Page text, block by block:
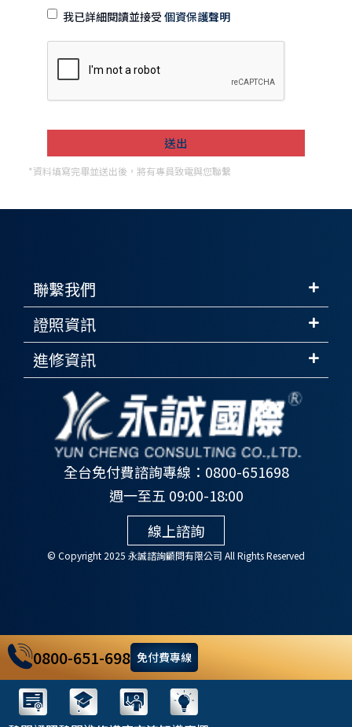
我已詳細閱讀並接受 個資保護聲明
*資料填寫完畢並送出後，將有專員致電與您聯繫
全台免付費諮詢專線：0800-651698
週一至五 09:00-18:00
線上諮詢
© Copyright 2025 永誠諮詢顧問有限公司 All Rights Reserved
聯繫我們
證照資訊
進修資訊
0800-651-698 免付費專線